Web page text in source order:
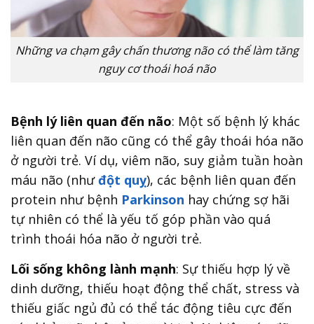
Những va chạm gây chấn thương não có thể làm tăng
nguy cơ thoái hoá não
Bệnh lý liên quan đến não: Một số bệnh lý khác
liên quan đến não cũng có thể gây thoái hóa não
ở người trẻ. Ví dụ, viêm não, suy giảm tuần hoàn
máu não (nhưđột quỵ), các bệnh liên quan đến
protein như bệnh Parkinson hay chứng sợ hãi
tự nhiên có thể là yếu tố góp phần vào quá
trình thoái hóa não ở người trẻ.
Lối sống không lành mạnh: Sự thiếu hợp lý về
dinh dưỡng, thiếu hoạt động thể chất, stress và
thiếu giấc ngủ đủ có thể tác động tiêu cực đến